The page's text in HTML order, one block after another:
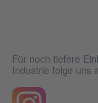
Für noch tiefere
Industrie folge uns